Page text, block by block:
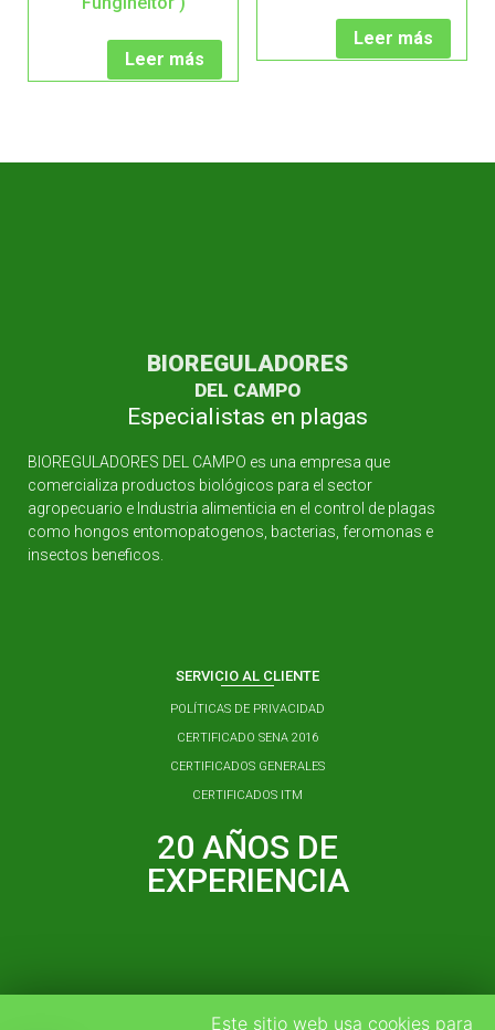
Leer más
Leer más
BIOREGULADORES
DEL CAMPO
Especialistas en plagas
BIOREGULADORES DEL CAMPO es una empresa que
comercializa productos biológicos para el sector
agropecuario e Industria alimenticia en el control de plagas
como hongos entomopatogenos, bacterias, feromonas e
insectos beneficos.
SERVICIO AL CLIENTE
POLÍTICAS DE PRIVACIDAD
CERTIFICADO SENA 2016
CERTIFICADOS GENERALES
CERTIFICADOS ITM
20 AÑOS DE
EXPERIENCIA
Este sitio web usa cookies para